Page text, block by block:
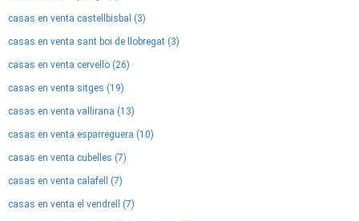
casas en venta castellbisbal (3)
casas en venta sant boi de llobregat (3)
casas en venta cervello (26)
casas en venta sitges (19)
casas en venta vallirana (13)
casas en venta esparreguera (10)
casas en venta cubelles (7)
casas en venta calafell (7)
casas en venta el vendrell (7)